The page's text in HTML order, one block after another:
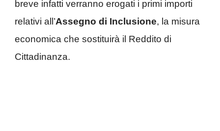
breve infatti verranno erogati i primi importi
relativi all’Assegno di Inclusione, la misura
economica che sostituirà il Reddito di
Cittadinanza.